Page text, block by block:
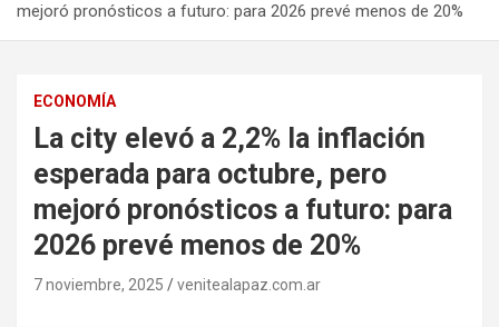
mejoró pronósticos a futuro: para 2026 prevé menos de 20%
ECONOMÍA
La city elevó a 2,2% la inflación
esperada para octubre, pero
mejoró pronósticos a futuro: para
2026 prevé menos de 20%
7 noviembre, 2025 venitealapaz.com.ar